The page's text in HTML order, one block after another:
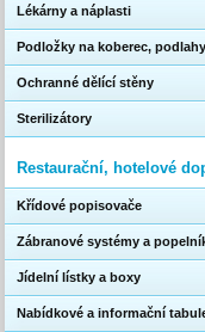
Lékárny a náplasti
Podložky na koberec, podlahy
Ochranné dělící stěny
Sterilizátory
Restaurační, hotelové
Křídové popisovače
Zábranové systémy a
Jídelní lístky a boxy
Nabídkové a informační